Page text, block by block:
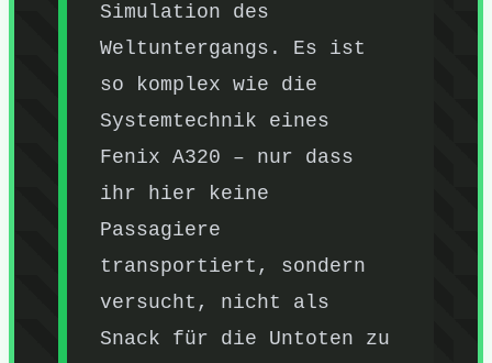
Simulation des
Weltuntergangs. Es ist
so komplex wie die
Systemtechnik eines
Fenix A320 – nur dass
ihr hier keine
Passagiere
transportiert, sondern
versucht, nicht als
Snack für die Untoten zu